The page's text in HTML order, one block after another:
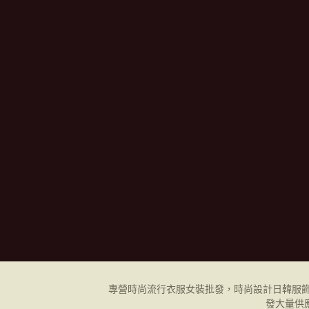
專營時尚流行衣服女裝批發，時尚設計日韓服
發大量供